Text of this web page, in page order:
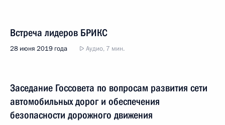
Встреча лидеров БРИКС
28 июня 2019 года Аудио, 7 мин.
Заседание Госсовета по вопросам развития сети
автомобильных дорог и обеспечения
безопасности дорожного движения